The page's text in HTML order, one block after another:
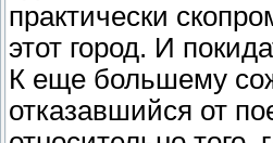
практически
этот город. И
К еще большему
отказавшийся от